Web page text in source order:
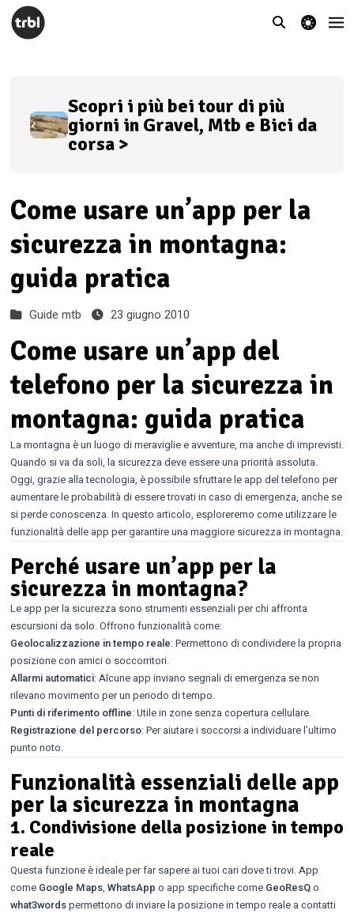
theme switcher
Scopri i più bei tour di più
giorni in Gravel, Mtb e Bici da
corsa >
Come usare un’app per la
sicurezza in montagna:
guida pratica
Guide mtb 23 giugno 2010
Come usare un’app del
telefono per la sicurezza in
montagna: guida pratica
La montagna è un luogo di meraviglie e avventure, ma anche di imprevisti.
Quando si va da soli, la sicurezza deve essere una priorità assoluta.
Oggi, grazie alla tecnologia, è possibile sfruttare le app del telefono per
aumentare le probabilità di essere trovati in caso di emergenza, anche se
si perde conoscenza. In questo articolo, esploreremo come utilizzare le
funzionalità delle app per garantire una maggiore sicurezza in montagna.
Perché usare un’app per la
sicurezza in montagna?
Le app per la sicurezza sono strumenti essenziali per chi affronta
escursioni da solo. Offrono funzionalità come:
Geolocalizzazione in tempo reale: Permettono di condividere la propria
posizione con amici o soccorritori.
Allarmi automatici: Alcune app inviano segnali di emergenza se non
rilevano movimento per un periodo di tempo.
Punti di riferimento offline: Utile in zone senza copertura cellulare.
Registrazione del percorso: Per aiutare i soccorsi a individuare l’ultimo
punto noto.
Funzionalità essenziali delle app
per la sicurezza in montagna
1. Condivisione della posizione in tempo
reale
Questa funzione è ideale per far sapere ai tuoi cari dove ti trovi. App
come Google Maps, WhatsApp o app specifiche come GeoResQo
what3wordspermettono di inviare la posizione in tempo reale a contatti